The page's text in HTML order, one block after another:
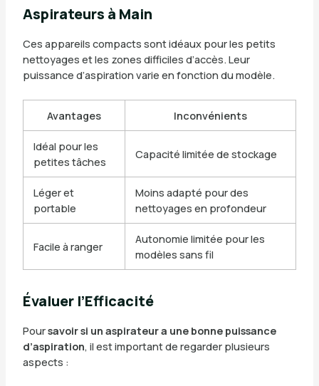
Aspirateurs à Main
Ces appareils compacts sont idéaux pour les petits
nettoyages et les zones difficiles d’accès. Leur
puissance d’aspiration varie en fonction du modèle.
Avantages Inconvénients
Idéal pour les
petites tâches
Capacité limitée de stockage
Léger et
portable
Moins adapté pour des
nettoyages en profondeur
Facile à ranger
Autonomie limitée pour les
modèles sans fil
Évaluer l’Efficacité
Poursavoir si un aspirateur a une bonne puissance
d’aspiration, il est important de regarder plusieurs
aspects :